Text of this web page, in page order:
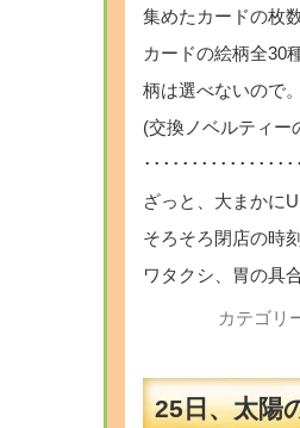
集めたカードの枚
カードの絵柄全30
柄は選べないので
(交換ノベルティー
･･･････････････
ざっと、大まかに
そろそろ閉店の時
ワタクシ、胃の具
カテゴリ
25日、太陽